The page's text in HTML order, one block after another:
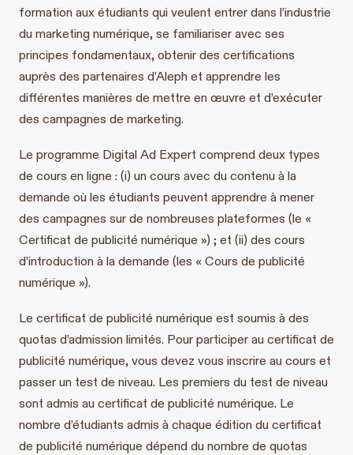
formation aux étudiants qui veulent entrer dans l’industrie
du marketing numérique, se familiariser avec ses
principes fondamentaux, obtenir des certifications
auprès des partenaires d’Aleph et apprendre les
différentes manières de mettre en œuvre et d’exécuter
des campagnes de marketing.
Le programme Digital Ad Expert comprend deux types
de cours en ligne : (i) un cours avec du contenu à la
demande où les étudiants peuvent apprendre à mener
des campagnes sur de nombreuses plateformes (le «
Certificat de publicité numérique ») ; et (ii) des cours
d’introduction à la demande (les « Cours de publicité
numérique »).
Le certificat de publicité numérique est soumis à des
quotas d’admission limités. Pour participer au certificat de
publicité numérique, vous devez vous inscrire au cours et
passer un test de niveau. Les premiers du test de niveau
sont admis au certificat de publicité numérique. Le
nombre d’étudiants admis à chaque édition du certificat
de publicité numérique dépend du nombre de quotas